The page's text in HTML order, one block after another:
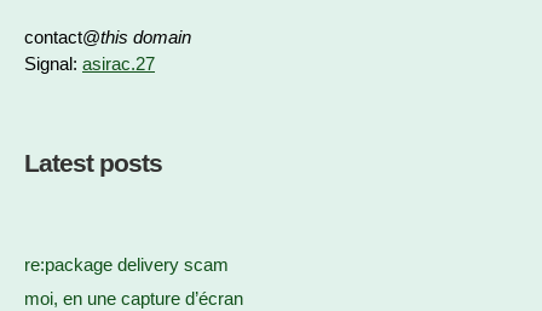
contact@this domain
Signal: asirac.27
Latest posts
re:package delivery scam
moi, en une capture d’écran